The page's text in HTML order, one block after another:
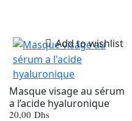
Add to wishlist
Masque visage au sérum
a l’acide hyaluronique
20,00 Dhs